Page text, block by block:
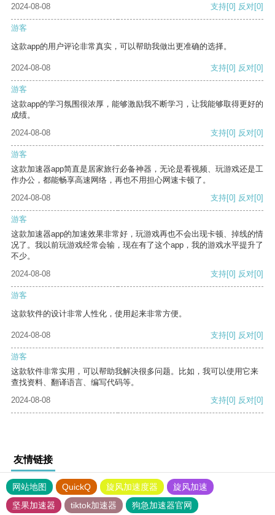
2024-08-08
支持[0] 反对[0]
游客
这款app的用户评论非常真实，可以帮助我做出更准确的选择。
2024-08-08 支持[0] 反对[0]
游客
这款app的学习氛围很浓厚，能够激励我不断学习，让我能够取得更好的
成绩。
2024-08-08
支持[0] 反对[0]
游客
这款加速器app简直是居家旅行必备神器，无论是看视频、玩游戏还是工
作办公，都能畅享高速网络，再也不用担心网速卡顿了。
2024-08-08
支持[0] 反对[0]
游客
这款加速器app的加速效果非常好，玩游戏再也不会出现卡顿、掉线的情
况了。我以前玩游戏经常会输，现在有了这个app，我的游戏水平提升了
不少。
2024-08-08
支持[0] 反对[0]
游客
这款软件的设计非常人性化，使用起来非常方便。
2024-08-08 支持[0] 反对[0]
游客
这款软件非常实用，可以帮助我解决很多问题。比如，我可以使用它来
查找资料、翻译语言、编写代码等。
2024-08-08
支持[0] 反对[0]
友情链接
网站地图 QuickQ 旋风加速度器
旋风加速
坚果加速器
tiktok加速器
狗急加速器官网